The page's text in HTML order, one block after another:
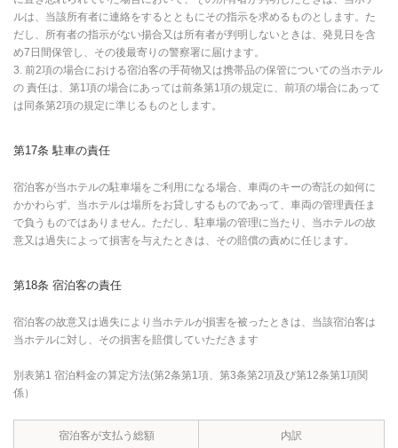
ルは、当該所有者に連絡をするとともにその指示を求めるものとします。た
だし、所有者の指示がない揚合又は所有者が判明しないときは、発見日を含
め7日間保管し、その後最寄りの警察署に届けます。
3. 前2項の場合における宿泊客の手荷物又は携帯品の保管についての当ホテル
の 責任は、第1項の場合にあっては前条第1項の規定に、前項の場合にあって
は同条第2項の規定に準じるものとします。
第17条 駐車の責任
宿泊客が当ホテルの駐車場をご利用になる場合、車両のキーの寄託の如何に
かかわらず、当ホテルは場所をお貸しするものであって、車両の管理責任ま
で負うものではありません。ただし、駐車場の管理に当たり、当ホテルの故
意又は過失によって損害を与えたときは、その賠償の責めに任じます。
第18条 宿泊客の責任
宿泊客の故意又は過失により当ホテルが損害を被ったときは、当該宿泊客は
当ホテルに対し、その損害を賠償していただきます
別表第1 宿泊料金の算定方法(第2条第1項、第3条第2項及び第12条第1項関
係）
宿泊客が支払う総額 内訳